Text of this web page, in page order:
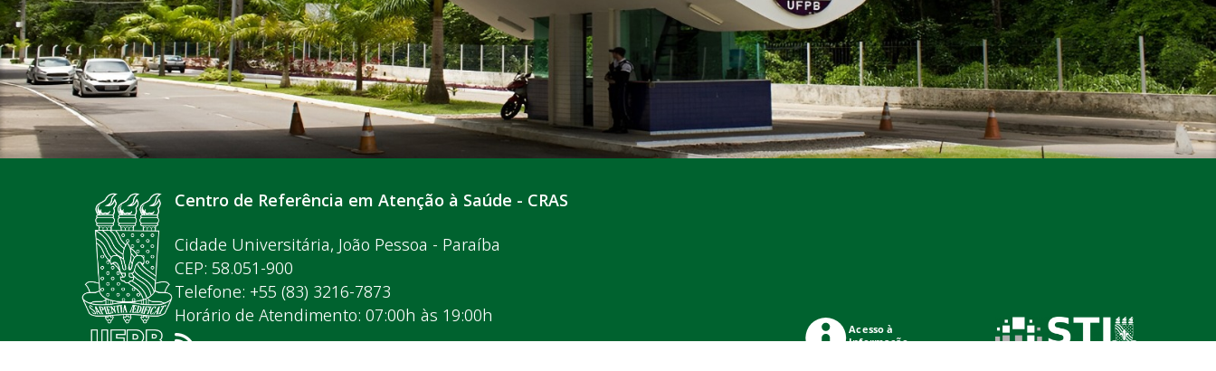
Centro de Referência em Atenção à Saúde - CRAS
Cidade Universitária, João Pessoa - Paraíba
CEP: 58.051-900
Telefone: +55 (83) 3216-7873
Horário de Atendimento: 07:00h às 19:00h
Acesso à
Informação